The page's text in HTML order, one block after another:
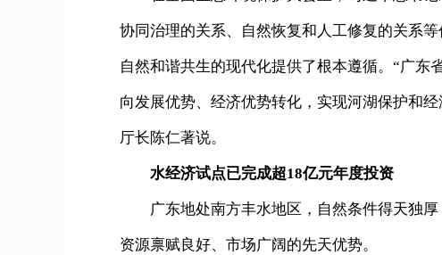
协同治理的关系、自然恢复和人工修复的关系
自然和谐共生的现代化提供了根本遵循。“广
向发展优势、经济优势转化，实现河湖保护和
厅长陈仁著说。
水经济试点已完成超18亿元年度投资
广东地处南方丰水地区，自然条件得天独
资源禀赋良好、市场广阔的先天优势。